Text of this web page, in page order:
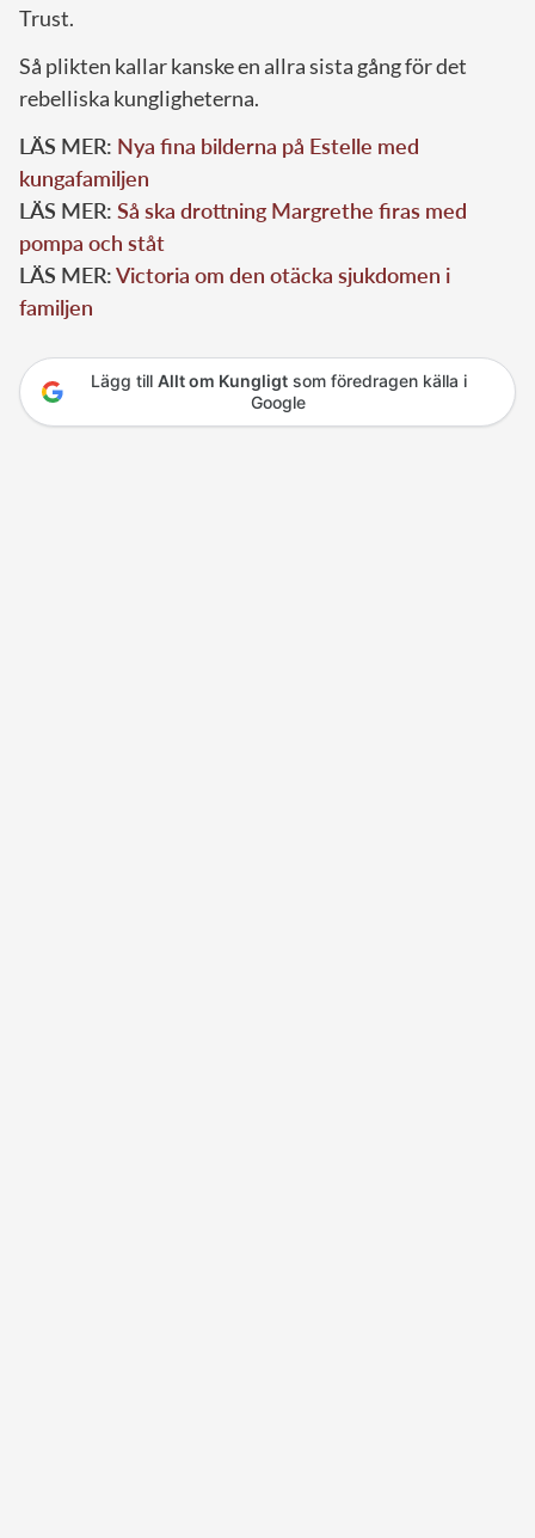
Trust.
Så plikten kallar kanske en allra sista gång för det
rebelliska kungligheterna.
LÄS MER: Nya fina bilderna på Estelle med
kungafamiljen
LÄS MER: Så ska drottning Margrethe firas med
pompa och ståt
LÄS MER:Victoria om den otäcka sjukdomen i
familjen
Lägg till Allt om Kungligtsom föredragen källa i
Google